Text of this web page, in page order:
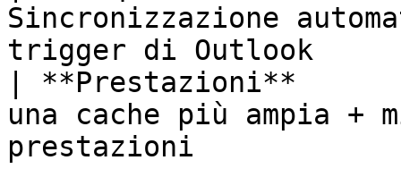
Sincronizzazione
trigger di
| **Prestazioni**
una cache più ampia
prestazioni